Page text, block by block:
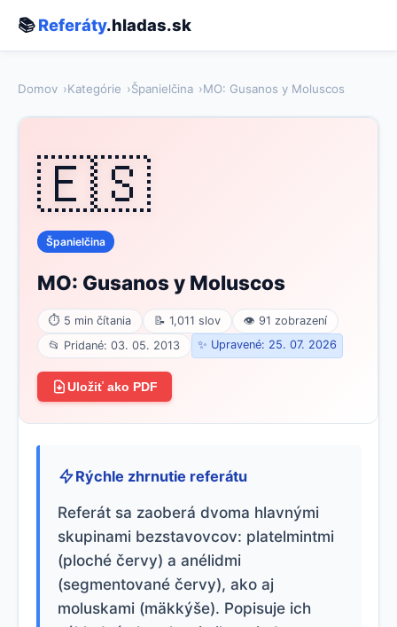
📚Referáty.hladas.sk
Domov Kategórie Španielčina MO: Gusanos y Moluscos
🇪🇸
Španielčina
MO: Gusanos y Moluscos
⏱ 5 min čítania 📝 1,011 slov
👁 91 zobrazení
📂 Pridané: 03. 05. 2013
✨ Upravené: 25. 07. 2026
Uložiť ako PDF
Rýchle zhrnutie referátu
Referát sa zaoberá dvoma hlavnými
skupinami bezstavovcov: platelmintmi
(ploché červy) a anélidmi
(segmentované červy), ako aj
moluskami (mäkkýše). Popisuje ich